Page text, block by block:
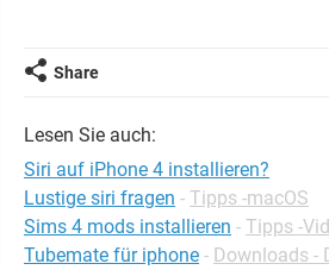
Share
Lesen Sie auch:
Siri auf iPhone 4 installieren?
Lustige siri fragen - Tipps -macOS
Sims 4 mods installieren - Tipps -
Tubemate für iphone - Downloads -